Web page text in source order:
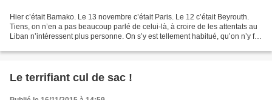
Hier c’était Bamako. Le 13 novembre c’était Paris. Le 12 c’était Beyrouth.
Tiens, on n’en a pas beaucoup parlé de celui-là, à croire de les attentats au
Liban n’intéressent plus personne. On s’y est tellement habitué, qu’on n’y fait
Le terrifiant cul de sac !